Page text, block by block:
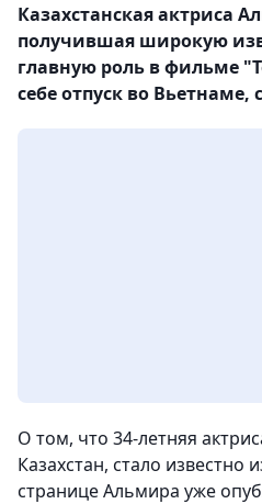
Казахстанская актриса
получившая широкую
главную роль в фильме
себе отпуск во Вьетнаме,
О том, что 34-летняя
Казахстан, стало известно
странице Альмира уже